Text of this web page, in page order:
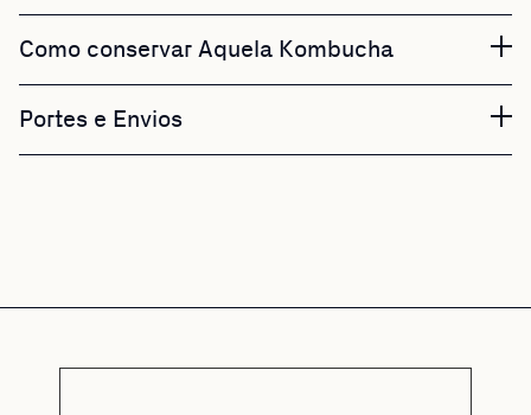
Como conservar Aquela Kombucha
Portes e Envios